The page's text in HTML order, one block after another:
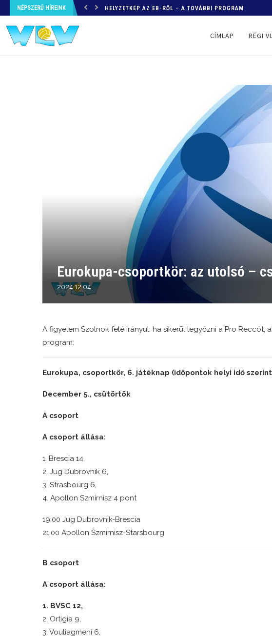
NÉPSZERŰ HÍREINK HELYZETKÉP AZ EB-RŐL – A TOVÁBBI PROGRAM
CÍMLAP RÉGI
Eurokupa-csoportkör: az utolsó –
2024.12.04.
A figyelem Szolnok felé irányul: ha sikerül legyőzni a Pro Reccót,
program:
Eurokupa, csoportkör, 6. játéknap (időpontok helyi idő
December 5., csütörtök
A csoport
A csoport állása:
1. Brescia 14,
2. Jug Dubrovnik 6,
3. Strasbourg 6,
4. Apollon Szmirnisz 4 pont
19.00 Jug Dubrovnik-Brescia
21.00 Apollon Szmirnisz-Starsbourg
B csoport
A csoport állása:
1. BVSC 12,
2. Ortigia 9,
3. Vouliagmeni 6,